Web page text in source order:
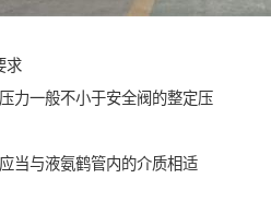
求
一般不小于安全阀的整定压
与液氨鹤管内的介质相适